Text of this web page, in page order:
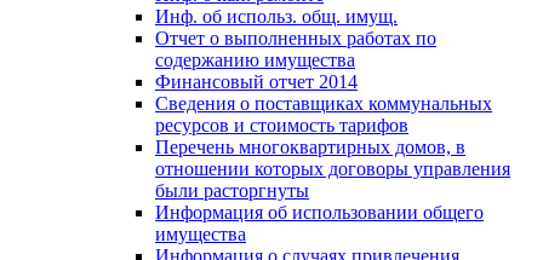
Инф. об использ. общ. имущ.
Отчет о выполненных работах по
содержанию имущества
Финансовый отчет 2014
Сведения о поставщиках коммунальных
ресурсов и стоимость тарифов
Перечень многоквартирных домов, в
отношении которых договоры управления
были расторгнуты
Информация об использовании общего
имущества
Информация о случаях привлечения